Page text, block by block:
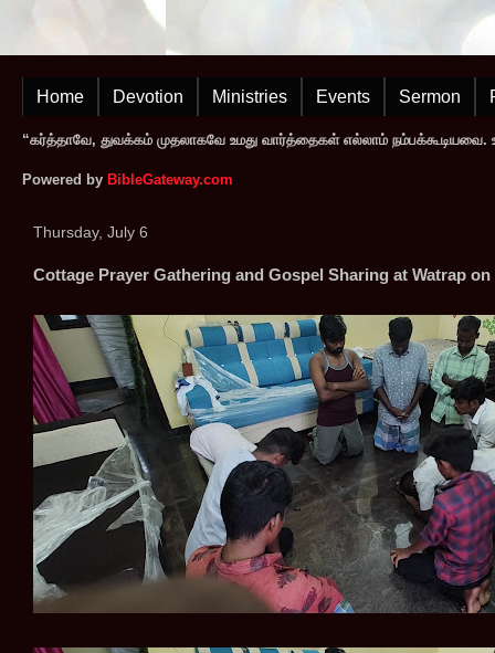
Home Devotion Ministries Events Sermon
“கர்த்தாவே, துவக்கம் முதலாகவே உமது வார்த்தைகள் எல்லாம் நம்பக்கூடியவை.
Powered by BibleGateway.com
Thursday, July 6
Cottage Prayer Gathering and Gospel Sharing at Watrap